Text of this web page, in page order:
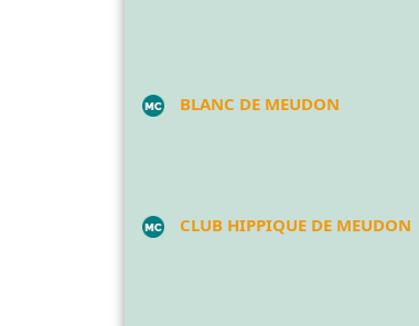
BLANC DE MEUDON
CLUB HIPPIQUE DE MEUDON